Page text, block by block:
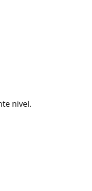
nivel.